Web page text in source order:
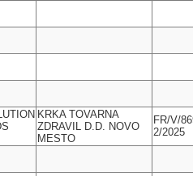
KRKA TOVARNA
ZDRAVIL D.D. NOVO
MESTO
FR/V/
2/2025